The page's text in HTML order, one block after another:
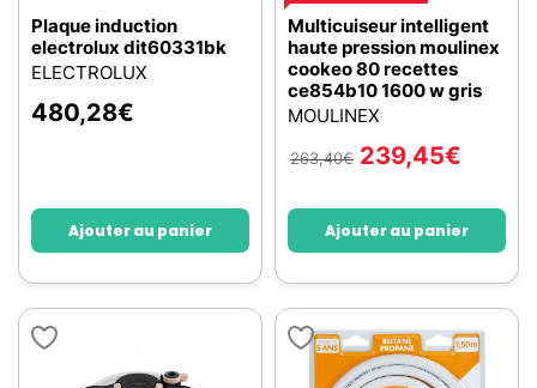
Plaque induction
electrolux dit60331bk
ELECTROLUX
480,28€
Ajouter au panier
Multicuiseur intelligent
haute pression moulinex
cookeo 80 recettes
ce854b10 1600 w gris
MOULINEX
263,40€ 239,45€
Ajouter au panier